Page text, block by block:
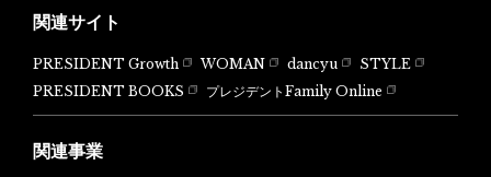
関連サイト
PRESIDENT Growth WOMAN dancyu
STYLE
PRESIDENT BOOKS
プレジデントFamily Online
関連事業